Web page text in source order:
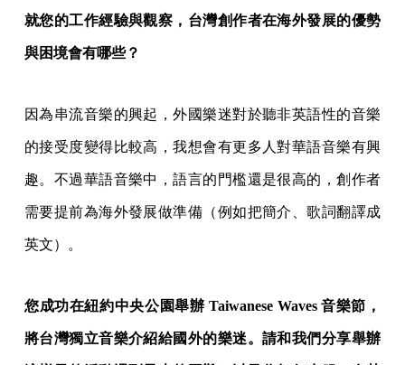
就您的工作經驗與觀察，台灣創作者在海外發展的優勢
與困境會有哪些？
因為串流音樂的興起，外國樂迷對於聽非英語性的音樂
的接受度變得比較高，我想會有更多人對華語音樂有興
趣。不過華語音樂中，語言的門檻還是很高的，創作者
需要提前為海外發展做準備（例如把簡介、歌詞翻譯成
英文）。
您成功在紐約中央公園舉辦 Taiwanese Waves 音樂節，
將台灣獨立音樂介紹給國外的樂迷。請和我們分享舉辦